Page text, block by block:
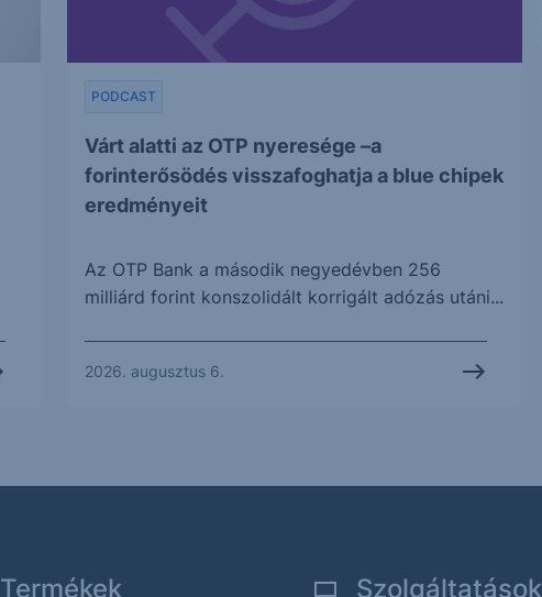
Várt alatti az OTP nyeresége –a
forinterősödés visszafoghatja a blue chipek
eredményeit
PODCAST
Az OTP Bank a második negyedévben 256
milliárd forint konszolidált korrigált adózás utáni...
2026. augusztus 6.
Termékek Szolgáltatások